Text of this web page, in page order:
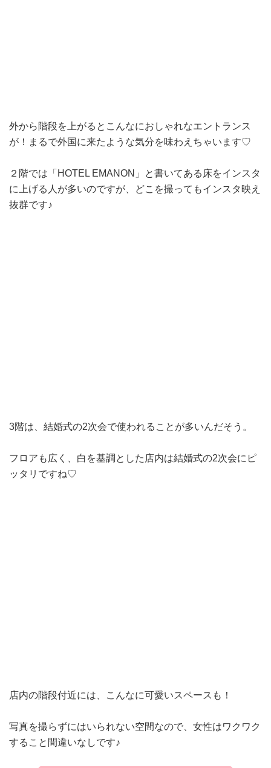
外から階段を上がるとこんなにおしゃれなエントランス
が！まるで外国に来たような気分を味わえちゃいます♡
２階では「HOTEL EMANON」と書いてある床をインスタ
に上げる人が多いのですが、
どこを撮ってもインスタ映え
抜群です♪
3階は、結婚式の2次会で使われることが多いんだそう。
フロアも広く、白を基調とした店内は結婚式の2次会にピ
ッタリですね♡
店内の階段付近には、こんなに可愛いスペースも！
写真を撮らずにはいられない空間なので、女性はワクワク
すること間違いなしです♪